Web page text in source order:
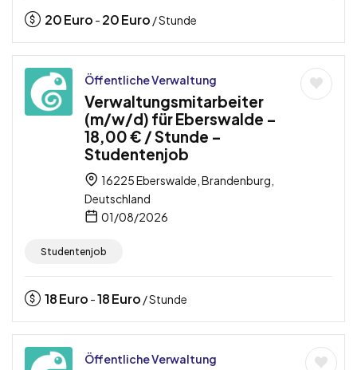
20Euro - 20Euro / Stunde
Öffentliche Verwaltung
Verwaltungsmitarbeiter
(m/w/d) für Eberswalde –
18,00 € / Stunde –
Studentenjob
16225 Eberswalde, Brandenburg,
Deutschland
01/08/2026
Studentenjob
18Euro -18Euro / Stunde
Öffentliche Verwaltung